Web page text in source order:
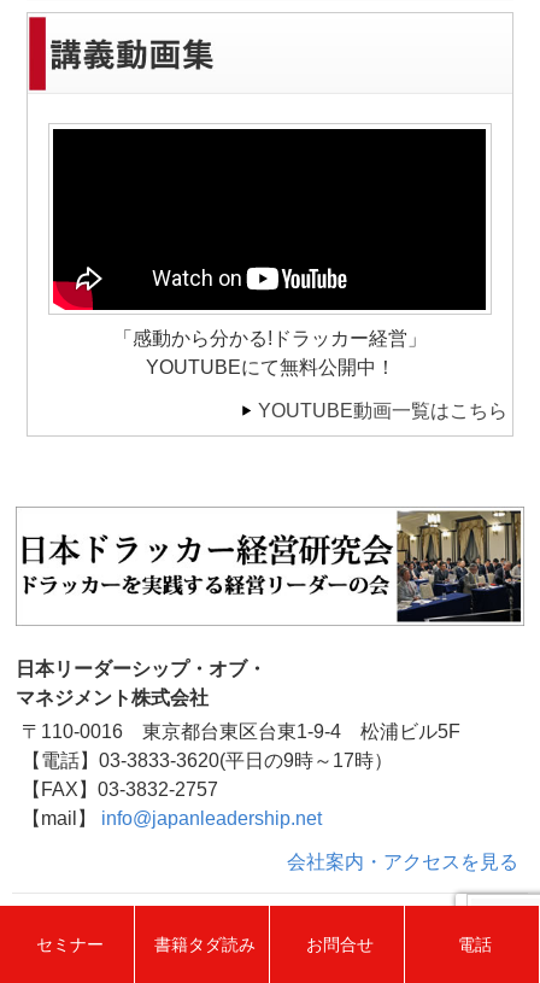
「感動から分かる!ドラッカー経営」
YOUTUBEにて無料公開中！
YOUTUBE動画一覧はこちら
日本リーダーシップ・オブ・
マネジメント株式会社
〒110-0016 東京都台東区台東1-9-4 松浦ビル5F
【電話】03-3833-3620(平日の9時～17時）
【FAX】03-3832-2757
【mail】
info@japanleadership.net
会社案内・アクセスを見る
セミナー 書籍タダ読み お問合せ 電話